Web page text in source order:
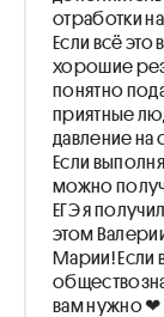
отработки
Если всё
хорошие
понятно
приятные
давление на
Если
можно
ЕГЭ я
этом
Марии! Если
вам нужно ❤